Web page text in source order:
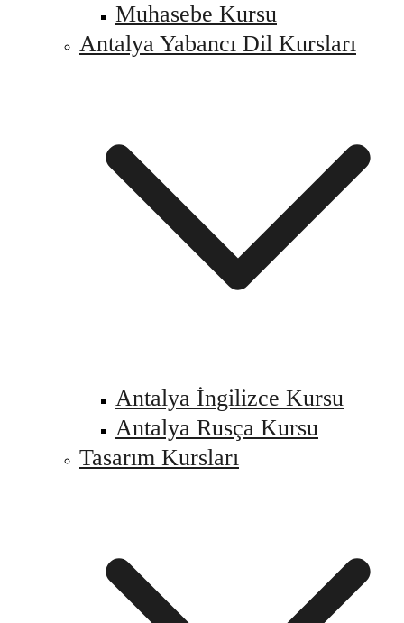
Muhasebe Kursu
Antalya Yabancı Dil Kursları
Antalya İngilizce Kursu
Antalya Rusça Kursu
Tasarım Kursları